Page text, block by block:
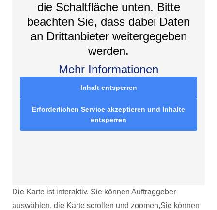
die Schaltfläche unten. Bitte
beachten Sie, dass dabei Daten
an Drittanbieter weitergegeben
werden.
Mehr Informationen
Inhalt entsperren
Erforderlichen Service akzeptieren und Inhalte
entsperren
Die Karte ist interaktiv. Sie können Auftraggeber
auswählen, die Karte scrollen und zoomen,Sie können